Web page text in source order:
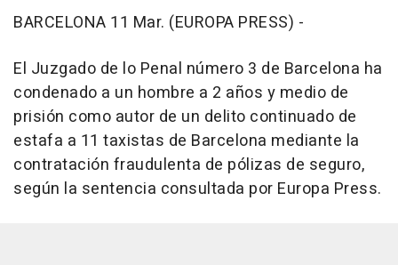
BARCELONA 11 Mar. (EUROPA PRESS) -
El Juzgado de lo Penal número 3 de Barcelona ha
condenado a un hombre a 2 años y medio de
prisión como autor de un delito continuado de
estafa a 11 taxistas de Barcelona mediante la
contratación fraudulenta de pólizas de seguro,
según la sentencia consultada por Europa Press.